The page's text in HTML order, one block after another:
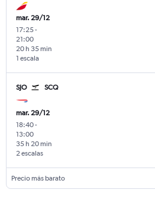
mar. 29/12
17:25-
21:00
1 escala
20 h 35 min
SJO SCQ
mar. 29/12
18:40-
13:00
2 escalas
35 h 20 min
Precio más barato